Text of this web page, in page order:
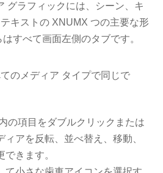
グラフィックには、シーン、キ
キストの XNUMX つの主要な形
すべて画面左側のタブです。
のメディア タイプで同じで
の項目をダブルクリックまたは
ィアを反転、並べ替え、移動、
できます。